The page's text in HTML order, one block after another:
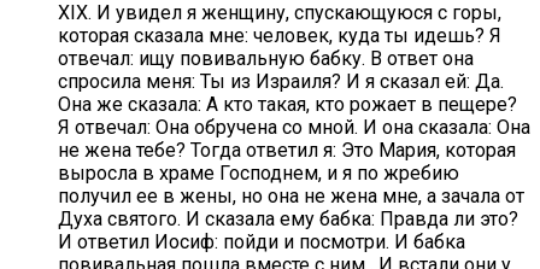
XIX. И увидел я женщину, спускающуюся с горы,
которая сказала мне: человек, куда ты идешь? Я
отвечал: ищу повивальную бабку. В ответ она
спросила меня: Ты из Израиля? И я сказал ей: Да.
Она же сказала: А кто такая, кто рожает в пещере?
Я отвечал: Она обручена со мной. И она сказала: Она
не жена тебе? Тогда ответил я: Это Мария, которая
выросла в храме Господнем, и я по жребию
получил ее в жены, но она не жена мне, а зачала от
Духа святого. И сказала ему бабка: Правда ли это?
И ответил Иосиф: пойди и посмотри. И бабка